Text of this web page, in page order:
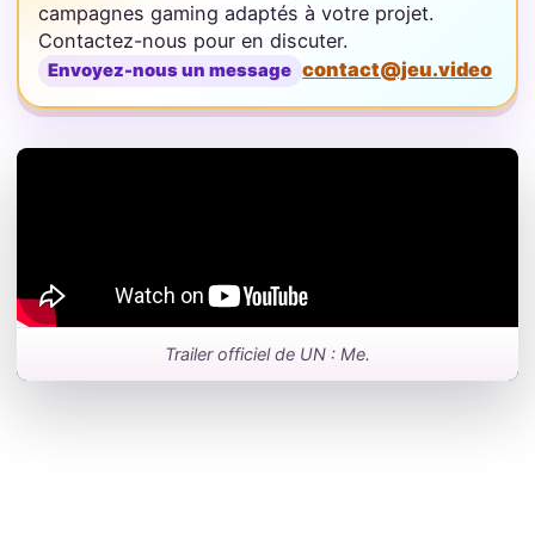
campagnes gaming adaptés à votre projet.
Contactez-nous pour en discuter.
Envoyez-nous un message contact@jeu.video
Trailer officiel de UN : Me.